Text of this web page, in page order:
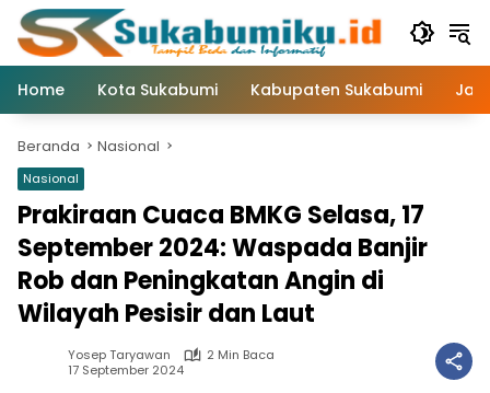
Langsung
konten
Home
Kota Sukabumi Kabupaten Sukabumi
Beranda Nasional
Nasional
Prakiraan Cuaca BMKG Selasa, 17
September 2024: Waspada Banjir
Rob dan Peningkatan Angin di
Wilayah Pesisir dan Laut
Yosep Taryawan
2 Min Baca
17 September 2024